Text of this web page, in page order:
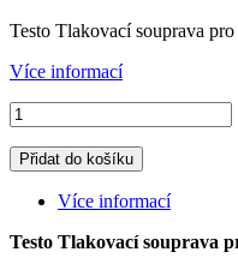
Testo Tlakovací souprava
Více informací
Přidat do košíku
Více informací
Testo Tlakovací souprava